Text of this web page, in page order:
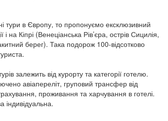
тури в Європу, то пропонуємо ексклюзивний
і на Кіпрі (Венеціанська Рів’єра, острів Сицилія,
берег). Така подорож 100-відсотково
залежить від курорту та категорії готелю.
авіапереліт, груповий трансфер від
проживання та харчування в готелі.
індивідуальна.